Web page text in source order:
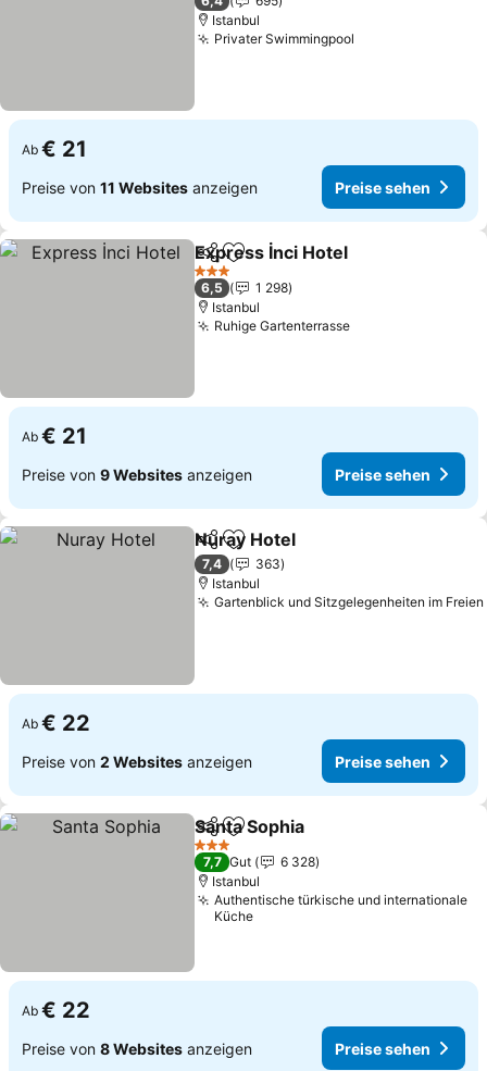
Istanbul
Privater Swimmingpool
Ab € 21
Preise von 11 Websites anzeigen Preise sehen
TeilenZu Favoriten hinzufügen
Express İnci Hotel
3 Sterne
6,5
1 298
Istanbul
Ruhige Gartenterrasse
Ab € 21
Preise von 9 Websites anzeigen Preise sehen
TeilenZu Favoriten hinzufügen
Nuray Hotel
7,4
363
Istanbul
Gartenblick und Sitzgelegenheiten im Freien
Ab € 22
Preise von 2 Websites anzeigen Preise sehen
TeilenZu Favoriten hinzufügen
Santa Sophia
3 Sterne
7,7 Gut
6 328
Istanbul
Authentische türkische und internationale
Küche
Ab € 22
Preise von 8 Websites anzeigen Preise sehen